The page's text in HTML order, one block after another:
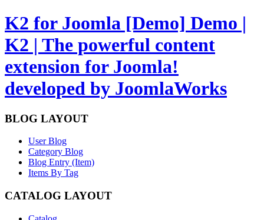
K2 for Joomla [Demo] Demo |
K2 | The powerful content
extension for Joomla!
developed by JoomlaWorks
BLOG LAYOUT
User Blog
Category Blog
Blog Entry (Item)
Items By Tag
CATALOG LAYOUT